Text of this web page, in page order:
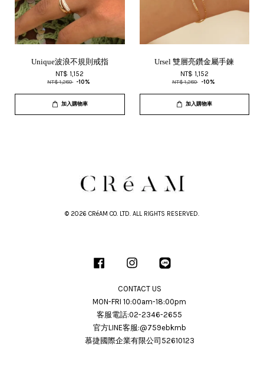
Unique波浪不規則戒指
NT$ 1,152
NT$ 1,280 -10%
加入購物車
Ursel 雙層亮鑽金屬手鍊
NT$ 1,152
NT$ 1,280 -10%
加入購物車
© 2026 CRéAM CO. LTD. ALL RIGHTS RESERVED.
Facebook Instagram
CONTACT US
MON-FRI 10:00am-18:00pm
客服電話:02-2346-2655
官方LINE客服:@759ebkmb
慕捷國際企業有限公司52610123